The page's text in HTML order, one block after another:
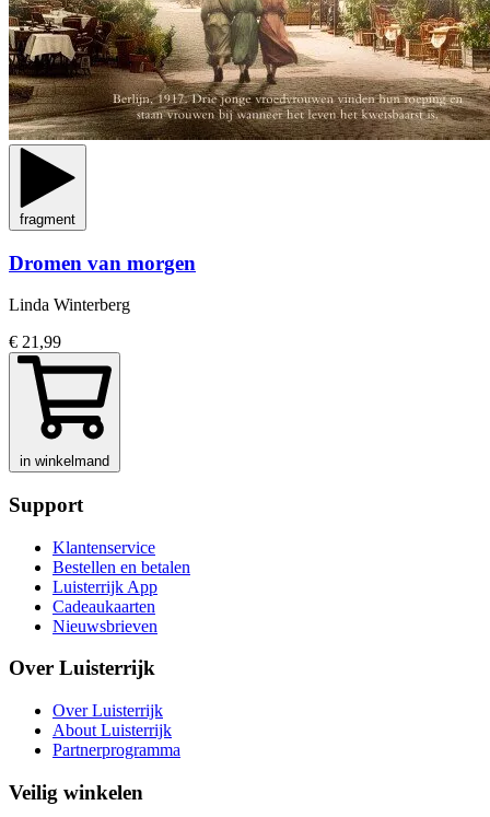
fragment
Dromen van morgen
Linda Winterberg
€ 21,99
in winkelmand
Support
Klantenservice
Bestellen en betalen
Luisterrijk App
Cadeaukaarten
Nieuwsbrieven
Over Luisterrijk
Over Luisterrijk
About Luisterrijk
Partnerprogramma
Veilig winkelen